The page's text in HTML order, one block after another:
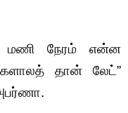
மணி நேரம் என்ன
தான் லேட்”